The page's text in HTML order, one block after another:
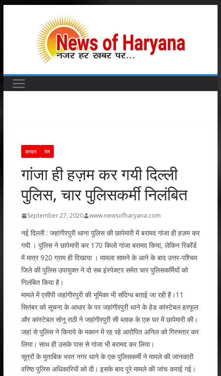
क्राइम देश
गांजा ही हज़म कर गयी दिल्ली
पुलिस, चार पुलिसकर्मी निलंबित
September 27, 2020 www.newsofharyana.com
नई दिल्ली : जहांगीरपुरी थाना पुलिस की छापेमारी में बरामद गांजा ही हज़म कर
गयी । पुलिस ने छापेमारी कर 170 किलो गांजा बरामद किया, लेकिन रिकॉर्ड
में मात्र 920 ग्राम ही दिखाया । मामला सामने के आने के बाद उत्तर-पश्चिम
जिले की पुलिस उपायुक्त ने दो सब इंस्पेक्टर समेत चार पुलिसकर्मियों को
निलंबित किया है।
मामले में एसीपी जहांगीरपुरी की भूमिका भी संदिग्ध बताई जा रही है।11
सितंबर को सूचना के आधार के पर जहांगीरपुरी थाने के हेड कांस्टेबल हरफूल
और कांस्टेबल सोनू राठी ने जहांगीरपुरी सी ब्लाक के एक घर में छापेमारी की।
जहां से पुलिस ने किराये के मकान में रह रहे आरोपित अनिल को गिरफ्तार कर
लिया। साथ ही उसके पास से गांजा भी बरामद कर लिया।
सूत्रों के मुताबिक भरत नगर थाने के एक पुलिसकर्मी ने मामले की जानकारी
वरिष्ठ पुलिस अधिकारियों को दी। इसके बाद पूरे मामले की जांच कराई गई।